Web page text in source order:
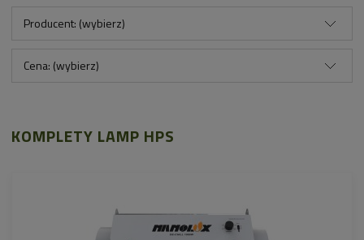
Producent: (wybierz)
Cena: (wybierz)
KOMPLETY LAMP HPS